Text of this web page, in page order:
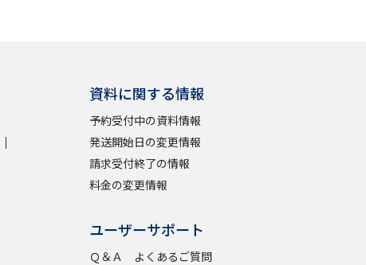
資料に関する情報
予約受付中の資料情報
発送開始日の変更情報
請求受付終了の情報
料金の変更情報
ユーザーサポート
Ｑ＆Ａ よくあるご質問